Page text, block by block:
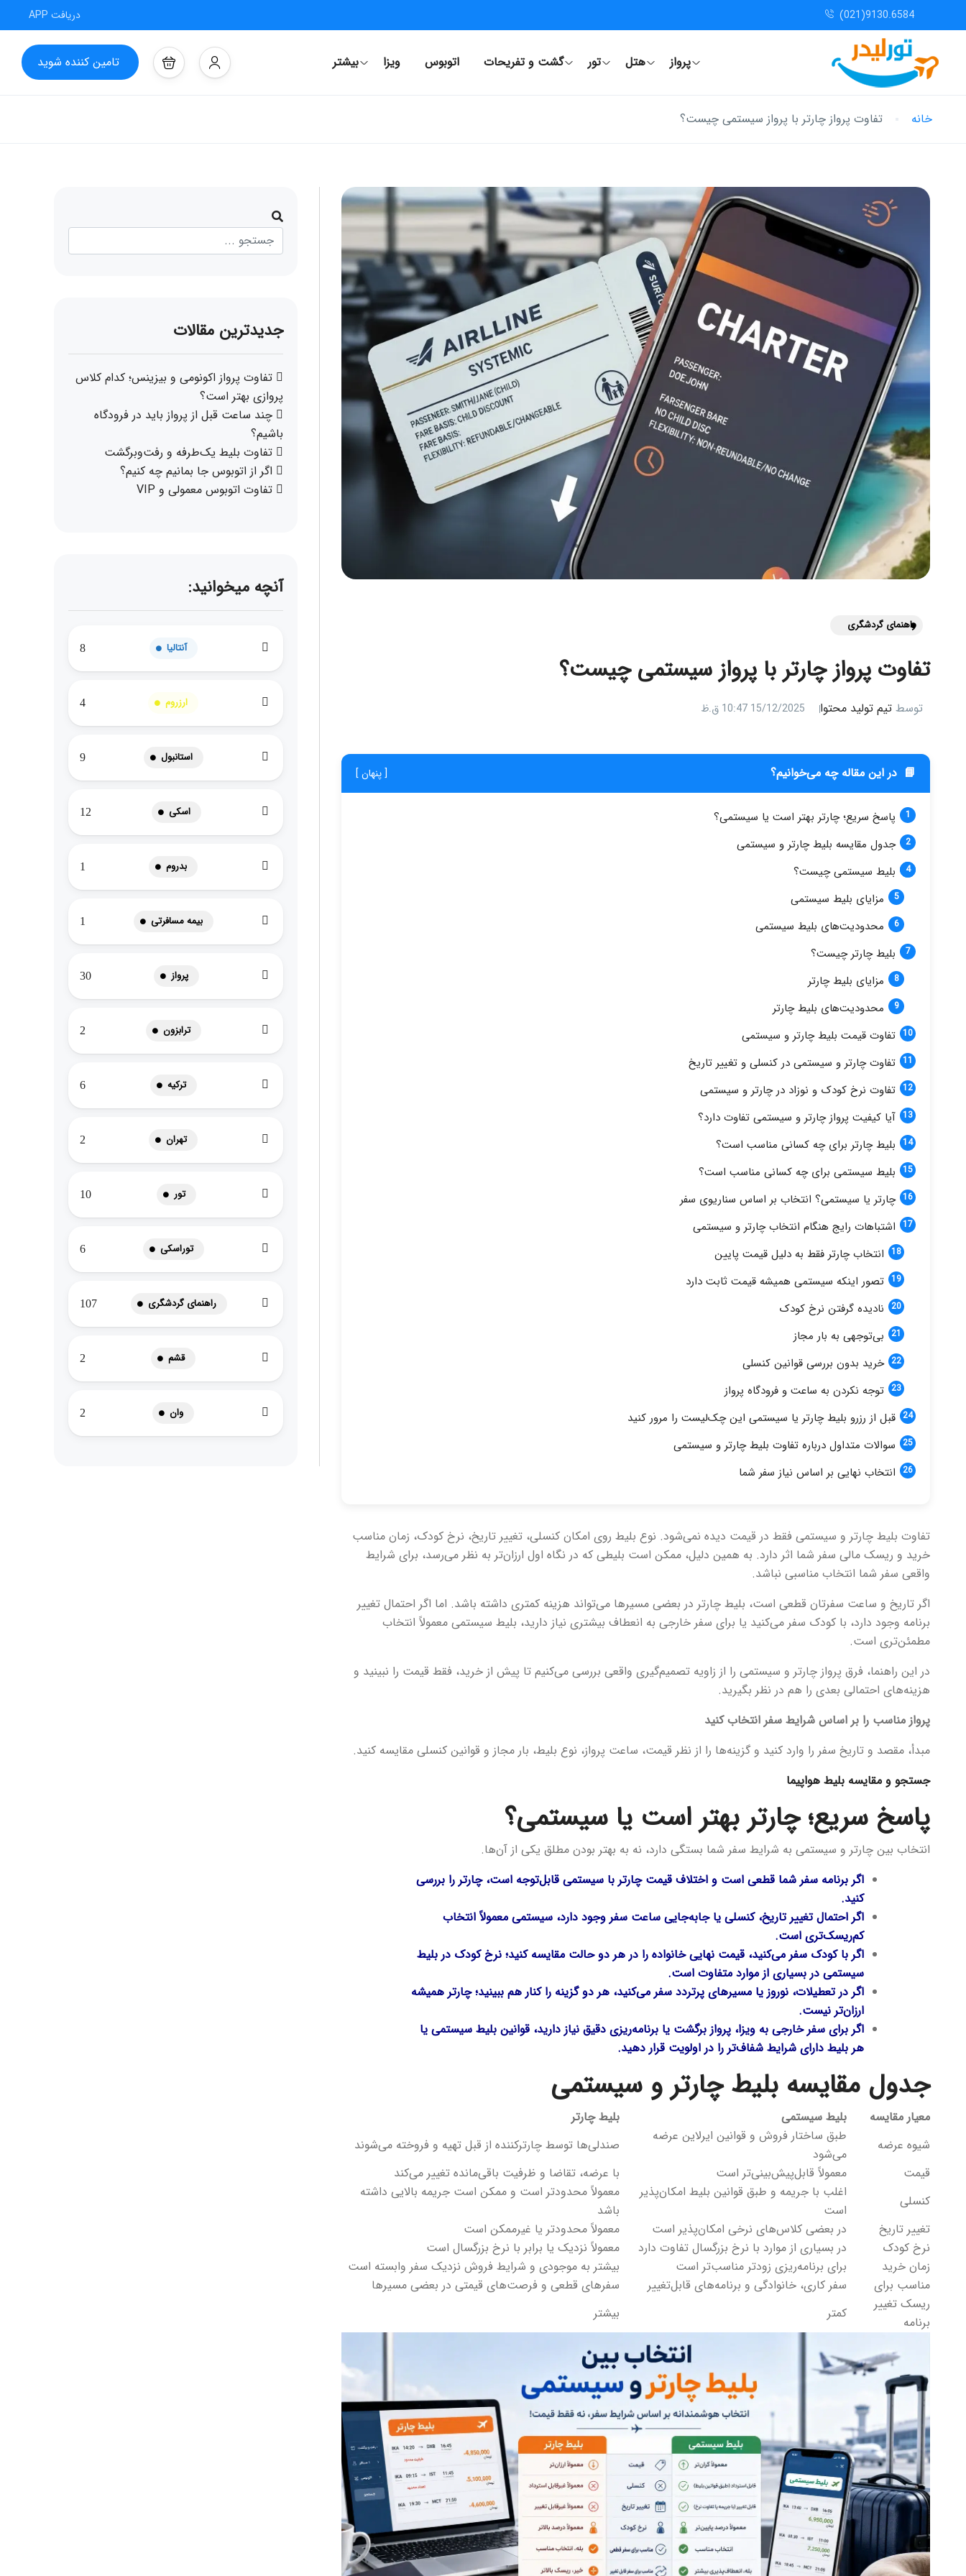
(021)9130.6584 دریافت APP
پرواز هتل تور گشت و تفریحات اتوبوس ویزا بیشتر تامین کننده شوید
خانه تفاوت پرواز چارتر با پرواز سیستمی چیست؟
راهنمای گردشگری
تفاوت پرواز چارتر با پرواز سیستمی چیست؟
توسط تیم تولید محتوا 15/12/2025 10:47 ق.ظ
📘 در این مقاله چه می‌خوانیم؟ [ پنهان ]
پاسخ سریع؛ چارتر بهتر است یا سیستمی؟
جدول مقایسه بلیط چارتر و سیستمی
بلیط سیستمی چیست؟
مزایای بلیط سیستمی
محدودیت‌های بلیط سیستمی
بلیط چارتر چیست؟
مزایای بلیط چارتر
محدودیت‌های بلیط چارتر
تفاوت قیمت بلیط چارتر و سیستمی
تفاوت چارتر و سیستمی در کنسلی و تغییر تاریخ
تفاوت نرخ کودک و نوزاد در چارتر و سیستمی
آیا کیفیت پرواز چارتر و سیستمی تفاوت دارد؟
بلیط چارتر برای چه کسانی مناسب است؟
بلیط سیستمی برای چه کسانی مناسب است؟
چارتر یا سیستمی؟ انتخاب بر اساس سناریوی سفر
اشتباهات رایج هنگام انتخاب چارتر و سیستمی
انتخاب چارتر فقط به دلیل قیمت پایین
تصور اینکه سیستمی همیشه قیمت ثابت دارد
نادیده گرفتن نرخ کودک
بی‌توجهی به بار مجاز
خرید بدون بررسی قوانین کنسلی
توجه نکردن به ساعت و فرودگاه پرواز
قبل از رزرو بلیط چارتر یا سیستمی این چک‌لیست را مرور کنید
سوالات متداول درباره تفاوت بلیط چارتر و سیستمی
انتخاب نهایی بر اساس نیاز سفر شما
تفاوت بلیط چارتر و سیستمی فقط در قیمت دیده نمی‌شود. نوع بلیط روی امکان کنسلی، تغییر تاریخ، نرخ کودک، زمان مناسب
خرید و ریسک مالی سفر شما اثر دارد. به همین دلیل، ممکن است بلیطی که در نگاه اول ارزان‌تر به نظر می‌رسد، برای شرایط
واقعی سفر شما انتخاب مناسبی نباشد.
اگر تاریخ و ساعت سفرتان قطعی است، بلیط چارتر در بعضی مسیرها می‌تواند هزینه کمتری داشته باشد. اما اگر احتمال تغییر
برنامه وجود دارد، با کودک سفر می‌کنید یا برای سفر خارجی به انعطاف بیشتری نیاز دارید، بلیط سیستمی معمولاً انتخاب
مطمئن‌تری است.
در این راهنما، فرق پرواز چارتر و سیستمی را از زاویه تصمیم‌گیری واقعی بررسی می‌کنیم تا پیش از خرید، فقط قیمت را نبینید و
هزینه‌های احتمالی بعدی را هم در نظر بگیرید.
پرواز مناسب را بر اساس شرایط سفر انتخاب کنید
مبدأ، مقصد و تاریخ سفر را وارد کنید و گزینه‌ها را از نظر قیمت، ساعت پرواز، نوع بلیط، بار مجاز و قوانین کنسلی مقایسه کنید.
جستجو و مقایسه بلیط هواپیما
پاسخ سریع؛ چارتر بهتر است یا سیستمی؟
انتخاب بین چارتر و سیستمی به شرایط سفر شما بستگی دارد، نه به بهتر بودن مطلق یکی از آن‌ها.
اگر برنامه سفر شما قطعی است و اختلاف قیمت چارتر با سیستمی قابل‌توجه است، چارتر را بررسی
کنید.
اگر احتمال تغییر تاریخ، کنسلی یا جابه‌جایی ساعت سفر وجود دارد، سیستمی معمولاً انتخاب
کم‌ریسک‌تری است.
اگر با کودک سفر می‌کنید، قیمت نهایی خانواده را در هر دو حالت مقایسه کنید؛ نرخ کودک در بلیط
سیستمی در بسیاری از موارد متفاوت است.
اگر در تعطیلات، نوروز یا مسیرهای پرتردد سفر می‌کنید، هر دو گزینه را کنار هم ببینید؛ چارتر همیشه
ارزان‌تر نیست.
اگر برای سفر خارجی به ویزا، پرواز برگشت یا برنامه‌ریزی دقیق نیاز دارید، قوانین بلیط سیستمی یا
هر بلیط دارای شرایط شفاف‌تر را در اولویت قرار دهید.
جدول مقایسه بلیط چارتر و سیستمی
معیار مقایسه بلیط سیستمی
بلیط چارتر
شیوه عرضه
طبق ساختار فروش و قوانین ایرلاین عرضه
می‌شود
صندلی‌ها توسط چارترکننده از قبل تهیه و فروخته می‌شوند
قیمت
معمولاً قابل‌پیش‌بینی‌تر است
با عرضه، تقاضا و ظرفیت باقی‌مانده تغییر می‌کند
کنسلی
اغلب با جریمه و طبق قوانین بلیط امکان‌پذیر
است
معمولاً محدودتر است و ممکن است جریمه بالایی داشته
باشد
تغییر تاریخ
در بعضی کلاس‌های نرخی امکان‌پذیر است
معمولاً محدودتر یا غیرممکن است
نرخ کودک
در بسیاری از موارد با نرخ بزرگسال تفاوت دارد
معمولاً نزدیک یا برابر با نرخ بزرگسال است
زمان خرید
برای برنامه‌ریزی زودتر مناسب‌تر است
بیشتر به موجودی و شرایط فروش نزدیک سفر وابسته است
مناسب برای
سفر کاری، خانوادگی و برنامه‌های قابل‌تغییر
سفرهای قطعی و فرصت‌های قیمتی در بعضی مسیرها
ریسک تغییر
برنامه
کمتر بیشتر
جدیدترین مقالات
تفاوت پرواز اکونومی و بیزینس؛ کدام کلاس
پروازی بهتر است؟
چند ساعت قبل از پرواز باید در فرودگاه
باشیم؟
تفاوت بلیط یک‌طرفه و رفت‌وبرگشت
اگر از اتوبوس جا بمانیم چه کنیم؟
تفاوت اتوبوس معمولی و VIP
آنچه میخوانید:
آنتالیا 8
ارزروم 4
استانبول 9
اسکی 12
بدروم 1
بیمه مسافرتی 1
پرواز 30
ترابزون 2
ترکیه 6
تهران 2
تور 10
توراسکی 6
راهنمای گردشگری 107
قشم 2
وان 2